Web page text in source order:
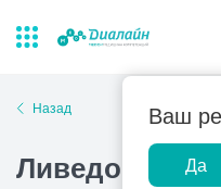
Ваш
Да
Лаборатории
Закрыть поиск
Популярные запросы
Назад
Ливедо